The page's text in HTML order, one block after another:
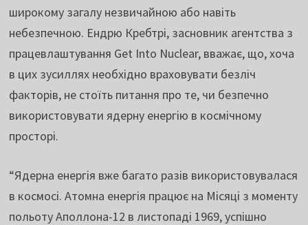
широкому загалу незвичайною або навіть
небезпечною. Ендрю Кребтрі, засновник агентства з
працевлаштування Get Into Nuclear, вважає, що, хоча
в цих зусиллях необхідно враховувати безліч
факторів, не стоїть питання про те, чи безпечно
використовувати ядерну енергію в космічному
просторі.
“Ядерна енергія вже багато разів використовувалася
в космосі. Атомна енергія працює на Місяці з моменту
польоту Аполлона-12 в листопаді 1969, успішно